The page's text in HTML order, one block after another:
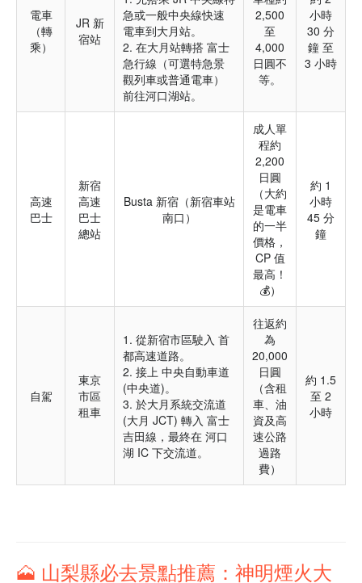
電車
（轉
乘）
JR 新
宿站
急或一般中央線快速
電車到大月站。
2. 在大月站轉搭 富士
急行線（可選特急景
觀列車或普通電車）
前往河口湖站。
2,500
至
4,000
日圓不
等。
小時
30 分
鐘 至
3 小時
高速
巴士
新宿
高速
巴士
總站
Busta 新宿（新宿車站
南口）
成人單
程約
2,200
日圓
（大約
是電車
的一半
價格，
CP 值
最高！
💰）
約 1
小時
45 分
鐘
自駕
東京
市區
租車
1. 從新宿市區駛入 首
都高速道路。
2. 接上 中央自動車道
(中央道)。
3. 於大月系統交流道
(大月 JCT) 轉入 富士
吉田線，最終在 河口
湖 IC 下交流道。
往返約
為
20,000
日圓
（含租
車、油
資及高
速公路
過路
費）
約 1.5
至 2
小時
🗻 山梨縣必去景點推薦：神明煙火大